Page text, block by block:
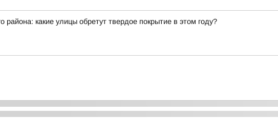
какие улицы обретут твердое покрытие в этом году?